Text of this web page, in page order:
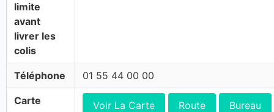
limite
avant
livrer les
colis
Téléphone 01 55 44 00 00
Carte Voir La Carte Route Bureau